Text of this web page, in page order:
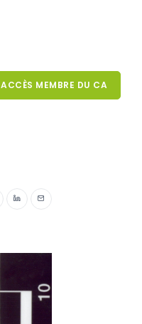
ACCÈS MEMBRE DU CA